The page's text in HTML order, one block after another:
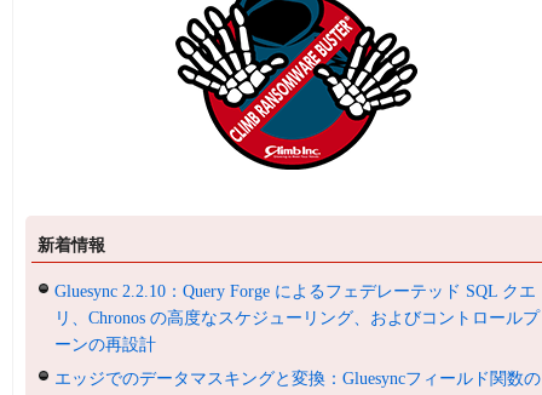
新着情報
Gluesync 2.2.10：Query Forge によるフェデレーテッド SQL クエ
リ、Chronos の高度なスケジューリング、およびコントロール
ーンの再設計
エッジでのデータマスキングと変換：Gluesyncフィールド関数の